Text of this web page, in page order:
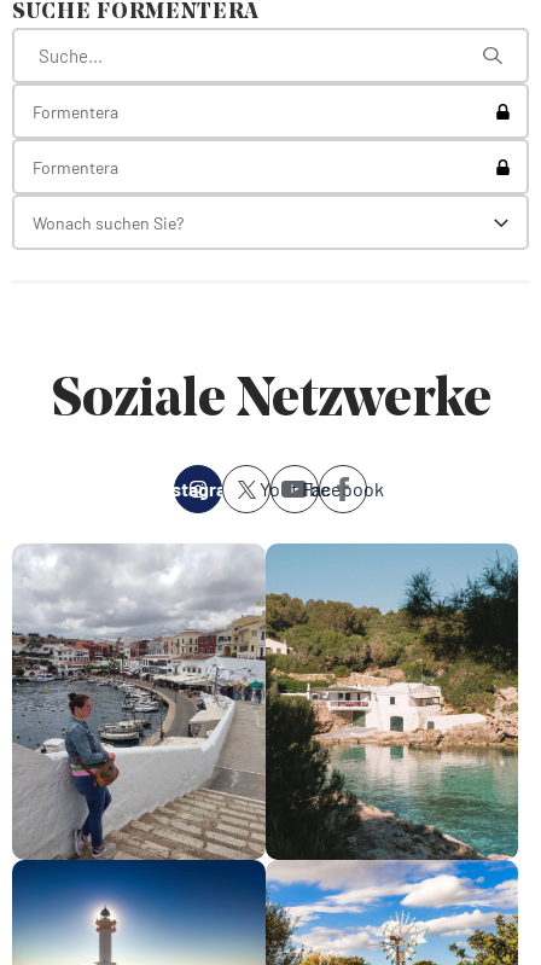
SUCHE FORMENTERA
Formentera
Formentera
Wonach suchen Sie?
Soziale Netzwerke
Instagram YoutubeFacebook